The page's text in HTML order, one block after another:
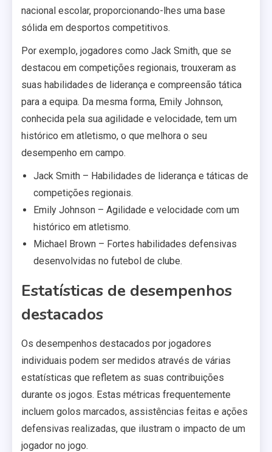
nacional escolar, proporcionando-lhes uma base
sólida em desportos competitivos.
Por exemplo, jogadores como Jack Smith, que se
destacou em competições regionais, trouxeram as
suas habilidades de liderança e compreensão tática
para a equipa. Da mesma forma, Emily Johnson,
conhecida pela sua agilidade e velocidade, tem um
histórico em atletismo, o que melhora o seu
desempenho em campo.
Jack Smith – Habilidades de liderança e táticas de
competições regionais.
Emily Johnson – Agilidade e velocidade com um
histórico em atletismo.
Michael Brown – Fortes habilidades defensivas
desenvolvidas no futebol de clube.
Estatísticas de desempenhos
destacados
Os desempenhos destacados por jogadores
individuais podem ser medidos através de várias
estatísticas que refletem as suas contribuições
durante os jogos. Estas métricas frequentemente
incluem golos marcados, assistências feitas e ações
defensivas realizadas, que ilustram o impacto de um
jogador no jogo.